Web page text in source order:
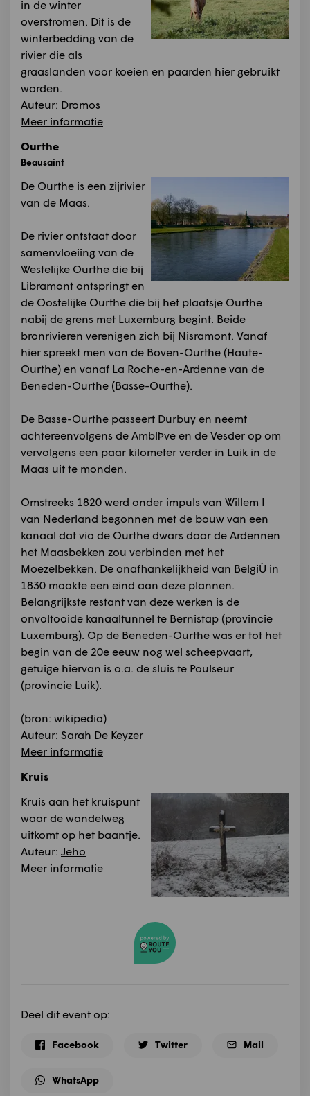
in de winter
overstromen. Dit is de
winterbedding van de
rivier die als
graaslanden voor koeien en paarden hier gebruikt
worden.
Auteur: Dromos
Meer informatie
Ourthe
Beausaint
De Ourthe is een zijrivier
van de Maas.
De rivier ontstaat door
samenvloeiing van de
Westelijke Ourthe die bij
Libramont ontspringt en
de Oostelijke Ourthe die bij het plaatsje Ourthe
nabij de grens met Luxemburg begint. Beide
bronrivieren verenigen zich bij Nisramont. Vanaf
hier spreekt men van de Boven-Ourthe (Haute-
Ourthe) en vanaf La Roche-en-Ardenne van de
Beneden-Ourthe (Basse-Ourthe).
De Basse-Ourthe passeert Durbuy en neemt
achtereenvolgens de AmblÞve en de Vesder op om
vervolgens een paar kilometer verder in Luik in de
Maas uit te monden.
Omstreeks 1820 werd onder impuls van Willem I
van Nederland begonnen met de bouw van een
kanaal dat via de Ourthe dwars door de Ardennen
het Maasbekken zou verbinden met het
Moezelbekken. De onafhankelijkheid van BelgiÙ in
1830 maakte een eind aan deze plannen.
Belangrijkste restant van deze werken is de
onvoltooide kanaaltunnel te Bernistap (provincie
Luxemburg). Op de Beneden-Ourthe was er tot het
begin van de 20e eeuw nog wel scheepvaart,
getuige hiervan is o.a. de sluis te Poulseur
(provincie Luik).
(bron: wikipedia)
Auteur: Sarah De Keyzer
Meer informatie
Kruis
Kruis aan het kruispunt
waar de wandelweg
uitkomt op het baantje.
Auteur: Jeho
Meer informatie
Deel dit event op:
Facebook Twitter Mail
WhatsApp